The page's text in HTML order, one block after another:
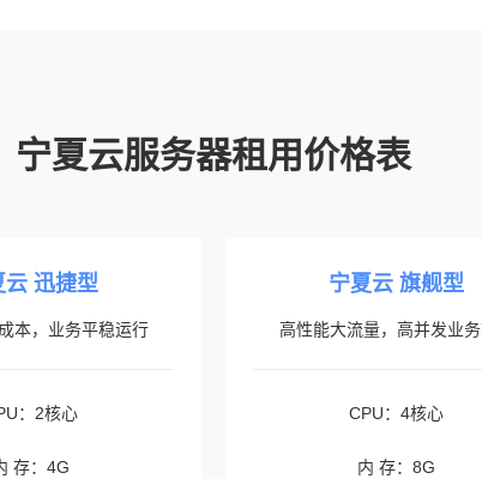
宁夏云服务器租用价格表
云 迅捷型
本，业务平稳运行
：2核心
存：4G
宁夏云 旗舰型
高性能大流量，高并发业
CPU：4核心
内 存：8G